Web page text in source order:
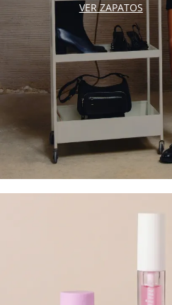
VER ZAPATOS